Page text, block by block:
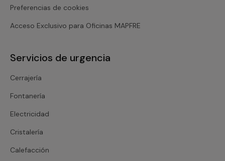
Preferencias de cookies
Acceso Exclusivo para Oficinas MAPFRE
Servicios de urgencia
Cerrajería
Fontanería
Electricidad
Cristalería
Calefacción